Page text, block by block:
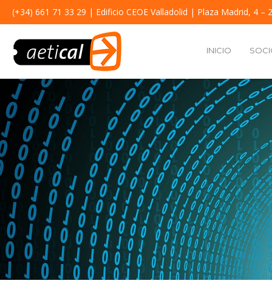
(+34) 661 71 33 29 | Edificio CEOE Valladolid | Plaza Madrid, 4 –
INICIO